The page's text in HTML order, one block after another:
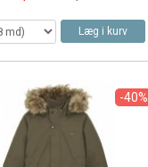
Læg i kurv
-40%